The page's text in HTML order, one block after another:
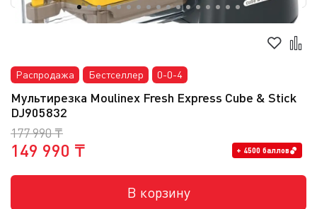
Распродажа Бестселлер 0-0-4
Мультирезка Moulinex Fresh Express Cube & Stick
DJ905832
177 990 ₸
149 990 ₸ + 4500 баллов
В корзину